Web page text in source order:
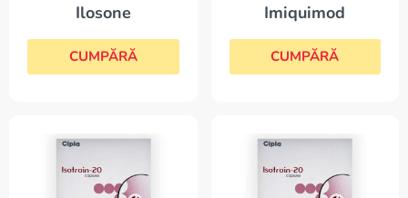
Ilosone
CUMPĂRĂ
Imiquimod
CUMPĂRĂ